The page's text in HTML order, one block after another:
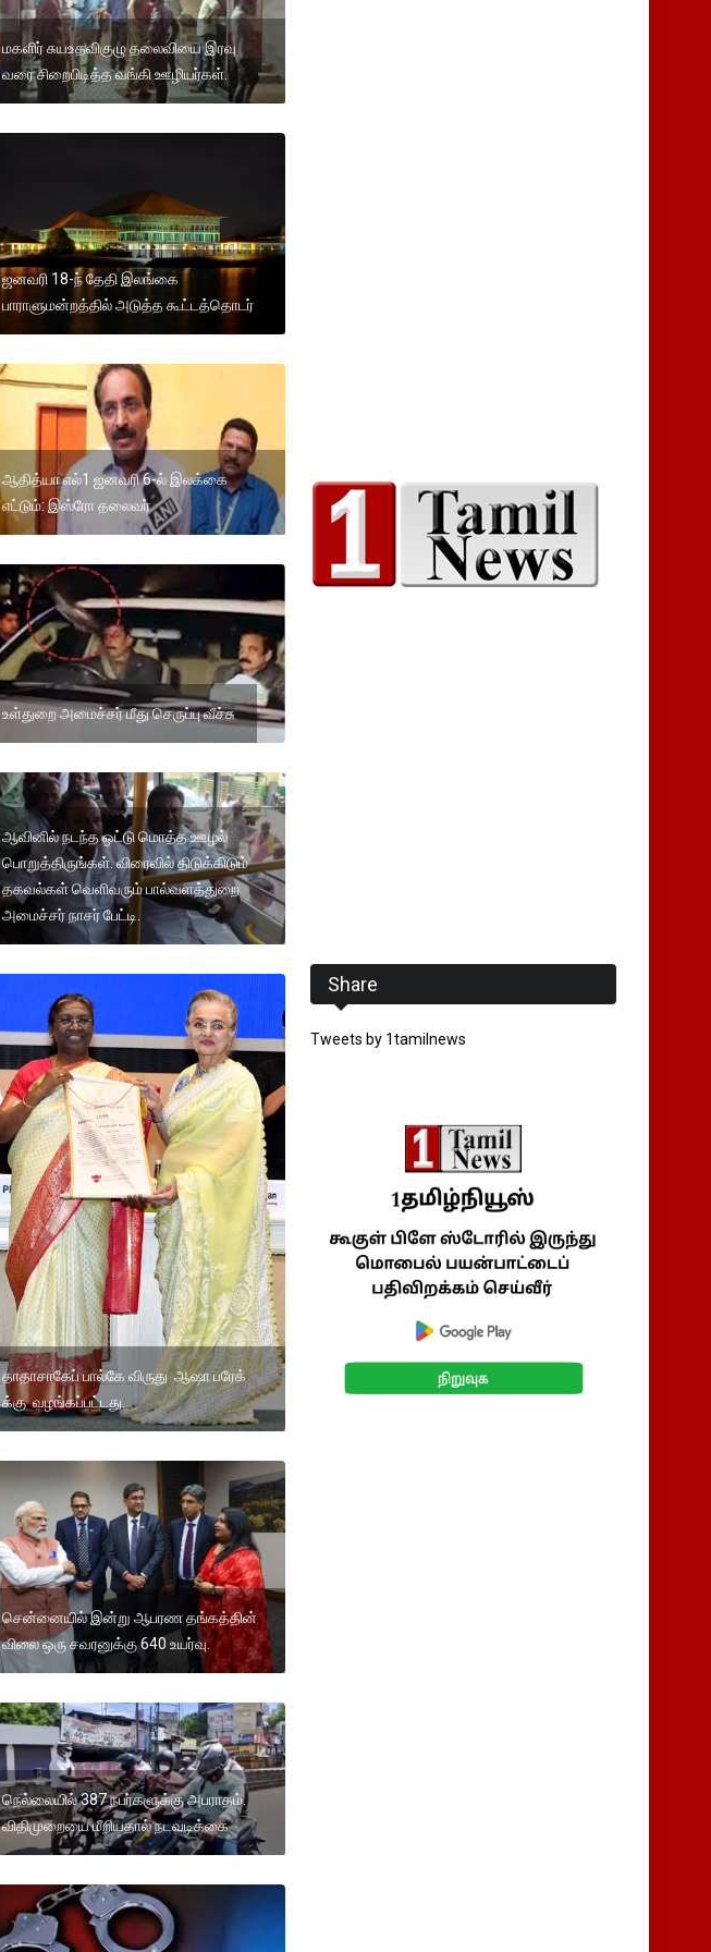
மகளிர் சுயஉதவிகுழு தலைவியை இரவு
வரை சிறைபிடித்த வங்கி ஊழியர்கள்.
ஜனவரி 18-ந் தேதி இலங்கை
பாராளுமன்றத்தில் அடுத்த கூட்டத்தொடர்
ஆதித்யா எல்1 ஜனவரி 6-ல் இலக்கை
எட்டும்: இஸ்ரோ தலைவர்
உள்துறை அமைச்சர் மீது செருப்பு வீச்சு
ஆவினில் நடந்த ஒட்டு மொத்த ஊழல்
பொறுத்திருங்கள். விரைவில் திடுக்கிடும்
தகவல்கள் வெளிவரும் பால்வளத்துறை
அமைச்சர் நாசர் பேட்டி.
தாதாசாகேப் பால்கே விருது ஆஷா பரேக்
க்கு வழங்கப்பட்டது.
சென்னையில் இன்று ஆபரண தங்கத்தின்
விலை ஒரு சவரனுக்கு 640 உயர்வு.
நெல்லையில் 387 நபர்களுக்கு அபராதம்.
விதிமுறையை மீறியதால் நடவடிக்கை
Share
Tweets by 1tamilnews